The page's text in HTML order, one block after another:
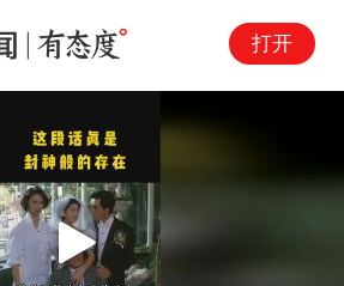
打开
Play